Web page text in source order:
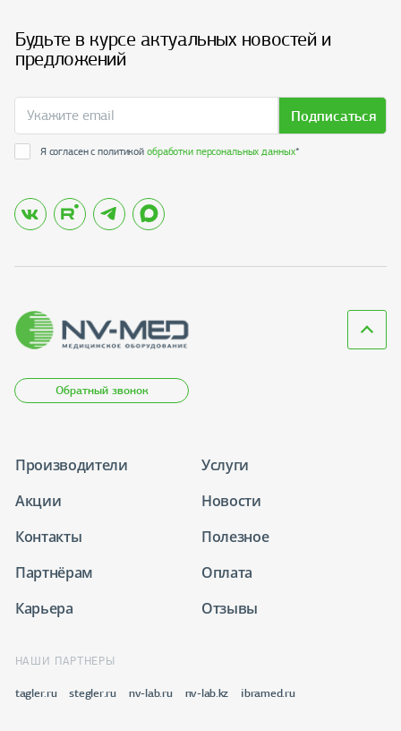
Будьте в курсе актуальных новостей и
предложений
Подписаться
Я согласен с политикойобработки персональных данных*
Обратный звонок
Производители
Услуги
Акции
Новости
Контакты
Полезное
Партнёрам
Оплата
Карьера
Отзывы
НАШИ ПАРТНЕРЫ
tagler.ru stegler.ru nv-lab.ru nv-lab.kz ibramed.ru